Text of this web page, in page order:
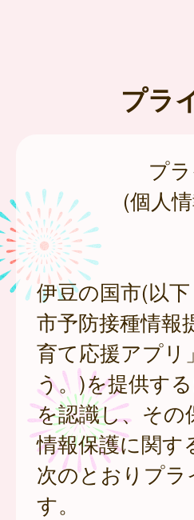
プラ
プ
(個人
伊豆の国市(以
市予防接種情報
育て応援アプリ
う。)を提供す
を認識し、その
情報保護に関す
次のとおりプ
す。